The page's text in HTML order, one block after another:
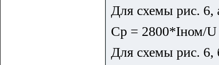
Для схемы рис. 6,
Ср = 2800*Iном/U
Для схемы рис. 6,